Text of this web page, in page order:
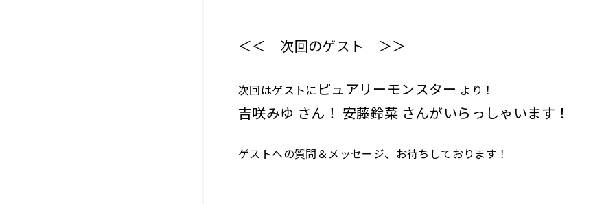
＜＜ 次回のゲスト ＞＞
次回はゲストに ピュアリーモンスター より！
吉咲みゆ さん！ 安藤鈴菜 さんがいらっしゃいます！
ゲストへの質問＆メッセージ、お待ちしております！